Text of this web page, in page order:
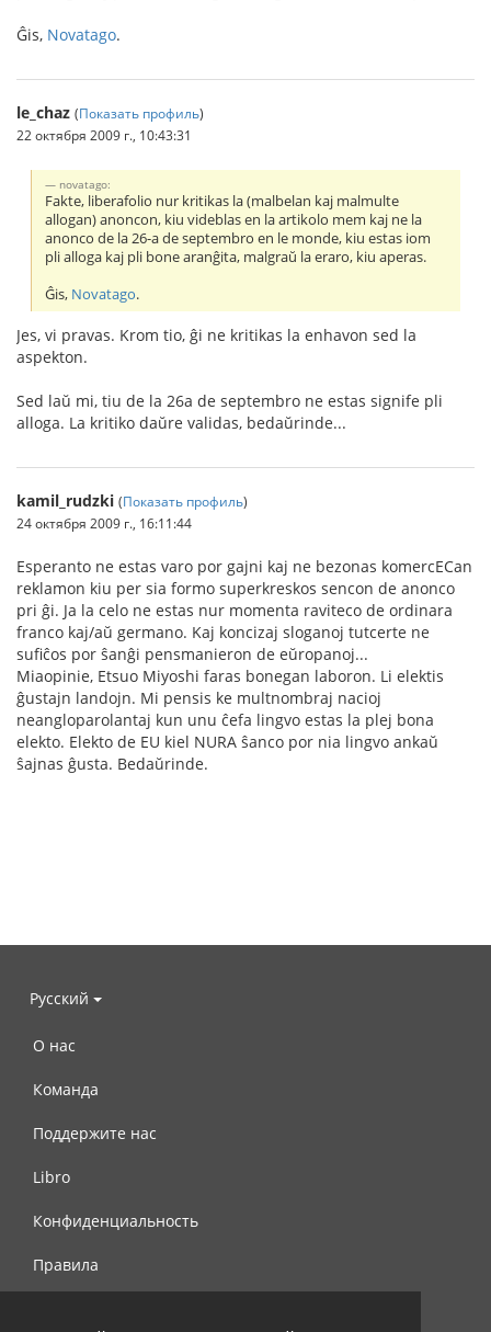
Ĝis, Novatago.
le_chaz (Показать профиль)
22 октября 2009 г., 10:43:31
novatago:
Fakte, liberafolio nur kritikas la (malbelan kaj malmulte
allogan) anoncon, kiu videblas en la artikolo mem kaj ne la
anonco de la 26-a de septembro en le monde, kiu estas iom
pli alloga kaj pli bone aranĝita, malgraŭ la eraro, kiu aperas.
Ĝis, Novatago.
Jes, vi pravas. Krom tio, ĝi ne kritikas la enhavon sed la
aspekton.
Sed laŭ mi, tiu de la 26a de septembro ne estas signife pli
alloga. La kritiko daŭre validas, bedaŭrinde...
kamil_rudzki (Показать профиль)
24 октября 2009 г., 16:11:44
Esperanto ne estas varo por gajni kaj ne bezonas komercECan
reklamon kiu per sia formo superkreskos sencon de anonco
pri ĝi. Ja la celo ne estas nur momenta raviteco de ordinara
franco kaj/aŭ germano. Kaj koncizaj sloganoj tutcerte ne
sufiĉos por ŝanĝi pensmanieron de eŭropanoj...
Miaopinie, Etsuo Miyoshi faras bonegan laboron. Li elektis
ĝustajn landojn. Mi pensis ke multnombraj nacioj
neangloparolantaj kun unu ĉefa lingvo estas la plej bona
elekto. Elekto de EU kiel NURA ŝanco por nia lingvo ankaŭ
ŝajnas ĝusta. Bedaŭrinde.
Русский
О нас
Команда
Поддержите нас
Libro
Конфиденциальность
Правила